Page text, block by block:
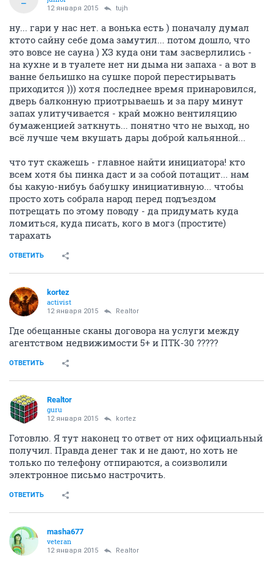
12 января 2015 tujh
ну... гари у нас нет. а вонька есть ) поначалу думал
ктото сайну себе дома замутил... потом дошло, что
это вовсе не сауна ) ХЗ куда они там засверлились -
на кухне и в туалете нет ни дыма ни запаха - а вот в
ванне бельишко на сушке порой перестирывать
приходится ))) хотя последнее время принаровился,
дверь балконную приотрываешь и за пару минут
запах улитучивается - край можно вентиляцию
бумаженцией заткнуть... понятно что не выход, но
всё лучше чем вкушать дары доброй кальянной...
что тут скажешь - главное найти инициатора! кто
всем хотя бы пинка даст и за собой потащит... нам
бы какую-нибуь бабушку инициативную... чтобы
просто хоть собрала народ перед подъездом
потрещать по этому поводу - да придумать куда
ломиться, куда писать, кого в могз (простите)
тарахать
ОТВЕТИТЬ
kortez
activist
12 января 2015 Realtor
Где обещанные сканы договора на услуги между
агентством недвижимости 5+ и ПТК-30 ?????
ОТВЕТИТЬ
Realtor
guru
12 января 2015 kortez
Готовлю. Я тут наконец то ответ от них официальный
получил. Правда денег так и не дают, но хоть не
только по телефону отпираются, а соизволили
электронное письмо настрочить.
ОТВЕТИТЬ
masha677
veteran
12 января 2015 Realtor